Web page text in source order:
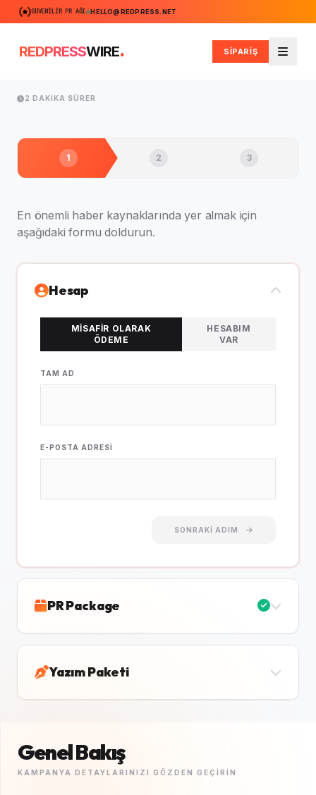
GÜVENILIR PR AĞI HELLO@REDPRESS.NET
REDPRESSWIRE. SİPARİŞ
Men
2 DAKIKA SÜRER
1 2 3
En önemli haber kaynaklarında yer almak için
aşağıdaki formu doldurun.
Hesap
MISAFIR OLARAK
ÖDEME
HESABIM
VAR
TAM AD
E-POSTA ADRESI
SONRAKI ADIM
PR Package
Yazım Paketi
Genel Bakış
KAMPANYA DETAYLARINIZI GÖZDEN GEÇIRIN